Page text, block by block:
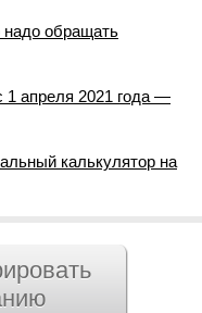
обращать
1 апреля 2021 года —
калькулятор на